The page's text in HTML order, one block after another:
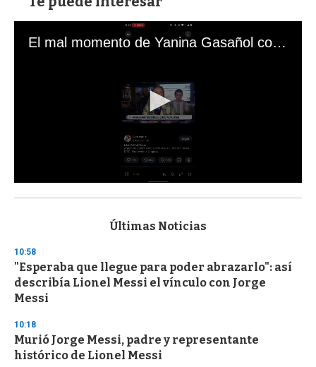
El mal momento de Yanina Gasañol con un hincha argentino en "Subrayado"
s
d
s
o
f
3
s
e
c
o
Últimas Noticias
10:58
"Esperaba que llegue para poder abrazarlo": así
describía Lionel Messi el vínculo con Jorge
Messi
10:18
Murió Jorge Messi, padre y representante
histórico de Lionel Messi